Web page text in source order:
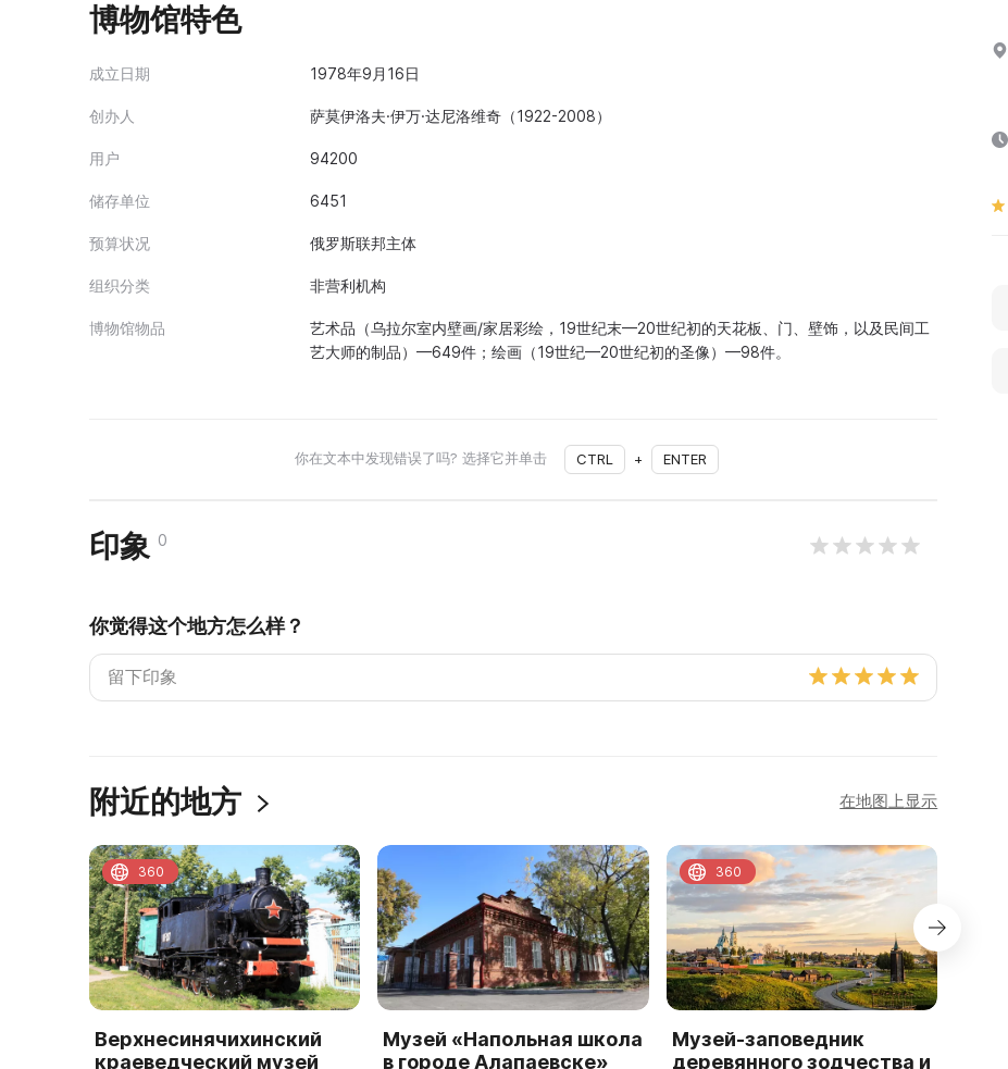
博物馆特色
成立日期 1978年9月16日
创办人 萨莫伊洛夫·伊万·达尼洛维奇（1922-2008）
用户 94200
储存单位 6451
预算状况 俄罗斯联邦主体
组织分类 非营利机构
博物馆物品
艺术品（乌拉尔室内壁画/家居彩绘，19世纪末—20世纪初的天花板、门、壁饰，以及民间工
艺大师的制品）—649件；绘画（19世纪—20世纪初的圣像）—98件。
你在文本中发现错误了吗? 选择它并单击 CTRL + ENTER
印象 0
你觉得这个地方怎么样？
附近的地方 在地图上显示
Верхнесинячихинский
краеведческий музей
360
Музей «Напольная школа
в городе Алапаевске»
Музей-заповедник
деревянного зодчества и
360